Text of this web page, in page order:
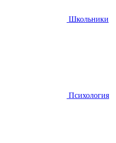
Школьники
Психология